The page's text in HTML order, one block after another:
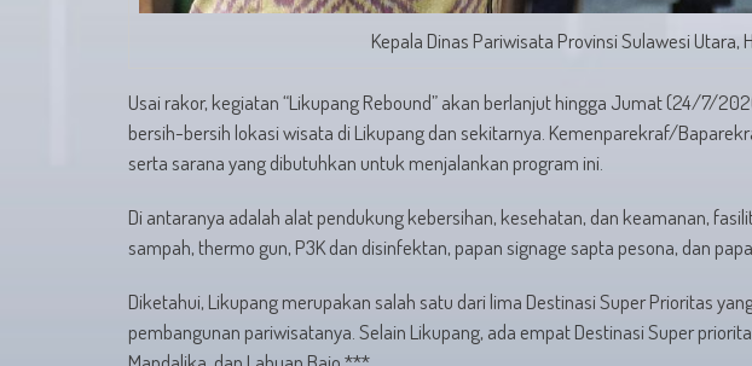
Kepala Dinas Pariwisata Provinsi Sulawesi Utara,
Usai rakor, kegiatan “Likupang Rebound” akan berlanjut hingga Jumat (24/7/
bersih-bersih lokasi wisata di Likupang dan sekitarnya. Kemenparekraf/
serta sarana yang dibutuhkan untuk menjalankan program ini.
Di antaranya adalah alat pendukung kebersihan, kesehatan, dan keamanan,
sampah, thermo gun, P3K dan disinfektan, papan signage sapta pesona, dan
Diketahui, Likupang merupakan salah satu dari lima Destinasi Super Prioritas
pembangunan pariwisatanya. Selain Likupang, ada empat Destinasi Super